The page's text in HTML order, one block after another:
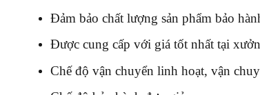
Đảm bảo chất lượng sản phẩm bảo
Được cung cấp với giá tốt nhất tại
Chế độ vận chuyển linh hoạt, vận